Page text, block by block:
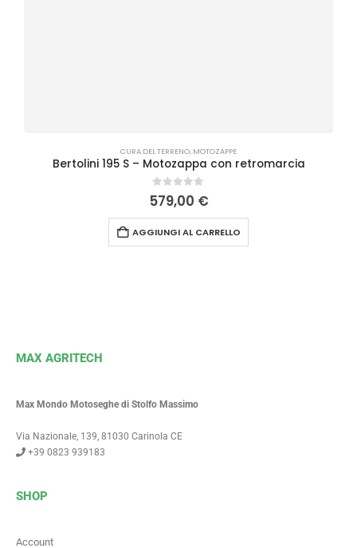
CURA DEL TERRENO, MOTOZAPPE
Bertolini 195 S – Motozappa con retromarcia
0Su 5
579,00 €
AGGIUNGI AL CARRELLO
MAX AGRITECH
Max Mondo Motoseghe di Stolfo Massimo
Via Nazionale, 139, 81030 Carinola CE
+39 0823 939183
SHOP
Account